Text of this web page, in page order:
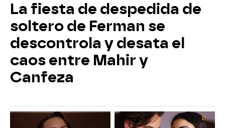
La fiesta de despedida de
soltero de Ferman se
descontrola y desata el
caos entre Mahir y
Canfeza